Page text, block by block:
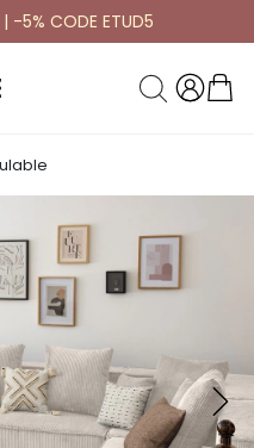
| -5% CODE ETUD5